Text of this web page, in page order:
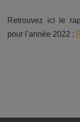
Retrouvez ici le
pour l’année 2022 :